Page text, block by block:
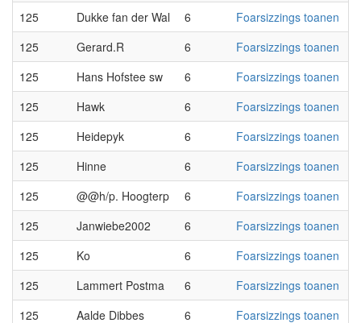
125
Dukke fan der Wal 6
Foarsizzings toanen
125
Gerard.R 6
Foarsizzings toanen
125
Hans Hofstee sw 6
Foarsizzings toanen
125
Hawk 6
Foarsizzings toanen
125
Heidepyk 6
Foarsizzings toanen
125
Hinne 6
Foarsizzings toanen
125
@@h/p. Hoogterp 6
Foarsizzings toanen
125
Janwiebe2002 6
Foarsizzings toanen
125
Ko 6
Foarsizzings toanen
125
Lammert Postma 6
Foarsizzings toanen
125
Aalde Dibbes 6 Foarsizzings toanen